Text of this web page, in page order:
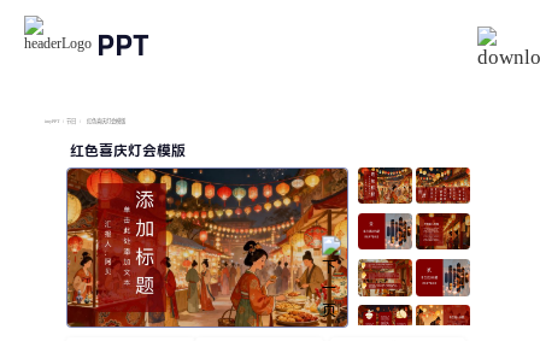
PPT
imyPPT / 节日 / 红色喜庆灯会模版
红色喜庆灯会模版